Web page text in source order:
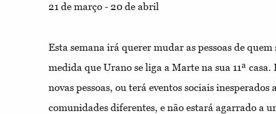
21 de março - 20 de abril
Esta semana irá querer mudar as pessoas de
medida que Urano se liga a Marte na sua 11ª casa.
novas pessoas, ou terá eventos sociais
comunidades diferentes, e não estará agarrado a